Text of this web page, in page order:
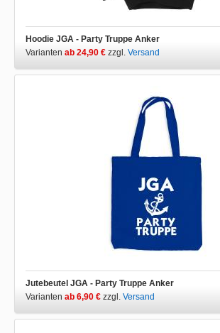
Hoodie JGA - Party Truppe Anker
Varianten ab 24,90 € zzgl. Versand
Jutebeutel JGA - Party Truppe Anker
Varianten ab 6,90 € zzgl. Versand